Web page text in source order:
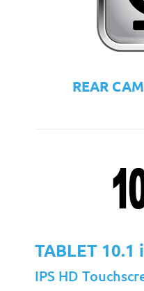
REAR
TABLET 10.1
IPS HD